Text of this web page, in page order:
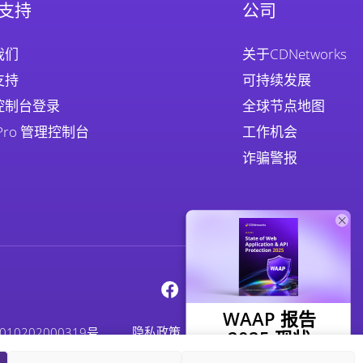
持
们
持
制台登录
管理控制台
公司
关于CDNetworks
可持续发展
全球节点地图
工作机会
诈骗警报
号 隐私政策 法律 Cookie政策
WAAP 报告
2025 现状